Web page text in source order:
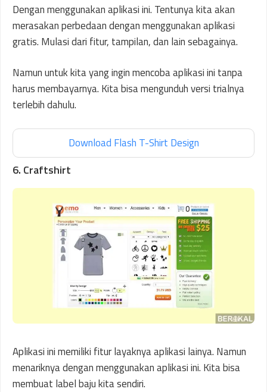
Dengan menggunakan aplikasi ini. Tentunya kita akan
merasakan perbedaan dengan menggunakan aplikasi
gratis. Mulasi dari fitur, tampilan, dan lain sebagainya.
Namun untuk kita yang ingin mencoba aplikasi ini tanpa
harus membayarnya. Kita bisa mengunduh versi trialnya
terlebih dahulu.
Download Flash T-Shirt Design
6. Craftshirt
Aplikasi ini memiliki fitur layaknya aplikasi lainya. Namun
menariknya dengan menggunakan aplikasi ini. Kita bisa
membuat label baju kita sendiri.